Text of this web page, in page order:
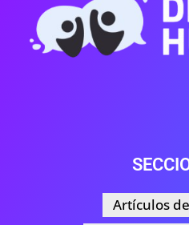
Artículos